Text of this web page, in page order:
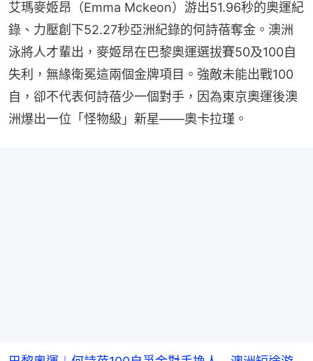
艾瑪麥姬昂（Emma Mckeon）游出51.96秒的奧運紀
錄、力壓創下52.27秒亞洲紀錄的何詩蓓奪金。澳洲
泳將人才輩出，麥姬昂在巴黎奧運選拔賽50及100自
失利，無緣衛冕這兩個金牌項目。強敵未能出戰100
自，卻不代表何詩蓓少一個對手，因為東京奧運後澳
洲爆出一位「怪物級」新星——奧卡拉瑾。